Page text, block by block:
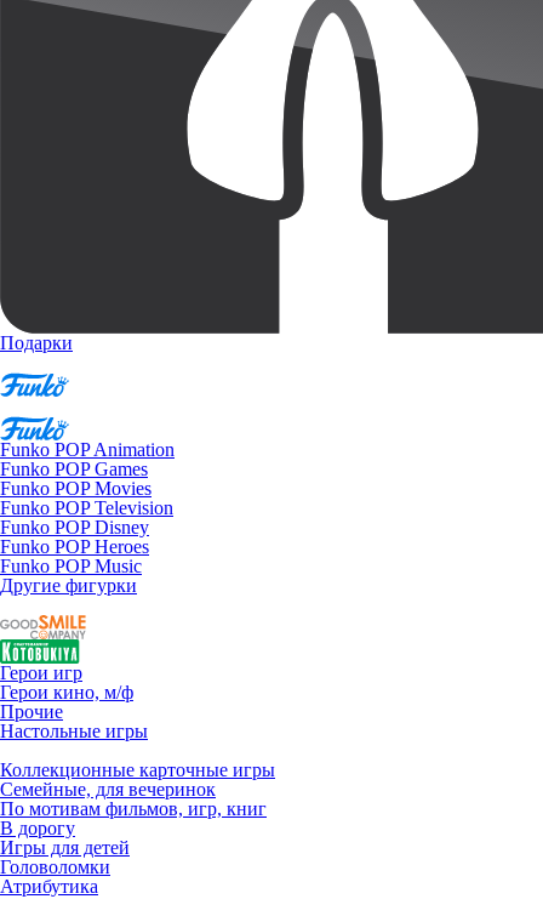
Подарки
Funko POP Animation
Funko POP Games
Funko POP Movies
Funko POP Television
Funko POP Disney
Funko POP Heroes
Funko POP Music
Другие фигурки
Герои игр
Герои кино, м/ф
Прочие
Настольные игры
Коллекционные карточные игры
Семейные, для вечеринок
По мотивам фильмов, игр, книг
В дорогу
Игры для детей
Головоломки
Атрибутика